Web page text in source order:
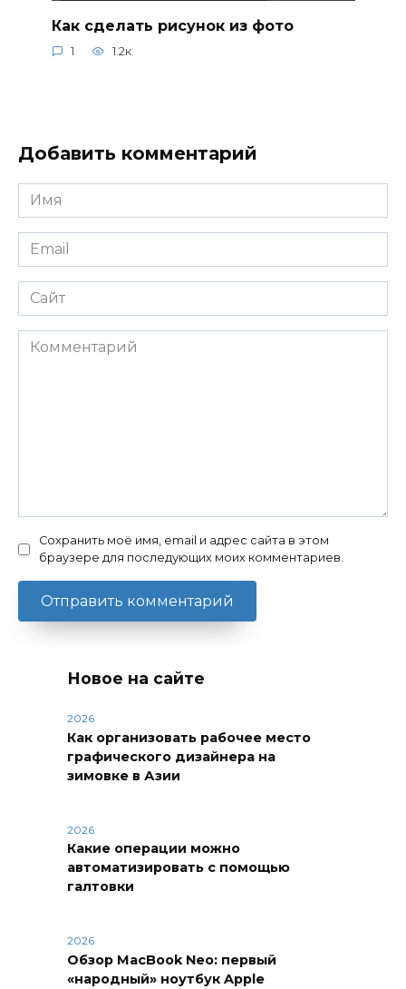
Как сделать рисунок из фото
1 1.2к.
Добавить комментарий
Имя
*
Email
*
Сайт
Комментарий
Сохранить моё имя, email и адрес сайта в этом
браузере для последующих моих комментариев.
Новое на сайте
2026
Как организовать рабочее место
графического дизайнера на
зимовке в Азии
2026
Какие операции можно
автоматизировать с помощью
галтовки
2026
Обзор MacBook Neo: первый
«народный» ноутбук Apple